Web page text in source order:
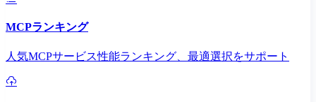
MCPランキング
人気MCPサービス性能ランキング、最適選択をサポート